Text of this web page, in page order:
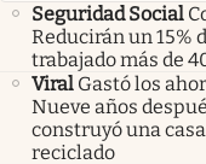
Seguridad Social
Reducirán un 15%
trabajado más de
Viral Gastó los
Nueve años
construyó una
reciclado